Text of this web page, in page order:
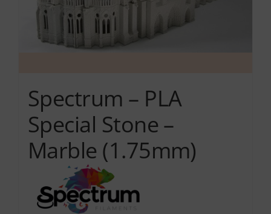
σελίδα
του
προϊόντος
Spectrum – PLA
Special Stone –
Marble (1.75mm)